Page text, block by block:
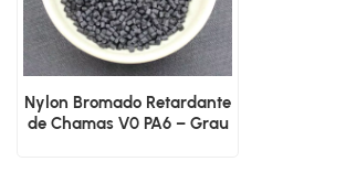
Nylon Bromado Retardante
de Chamas V0 PA6 – Grau